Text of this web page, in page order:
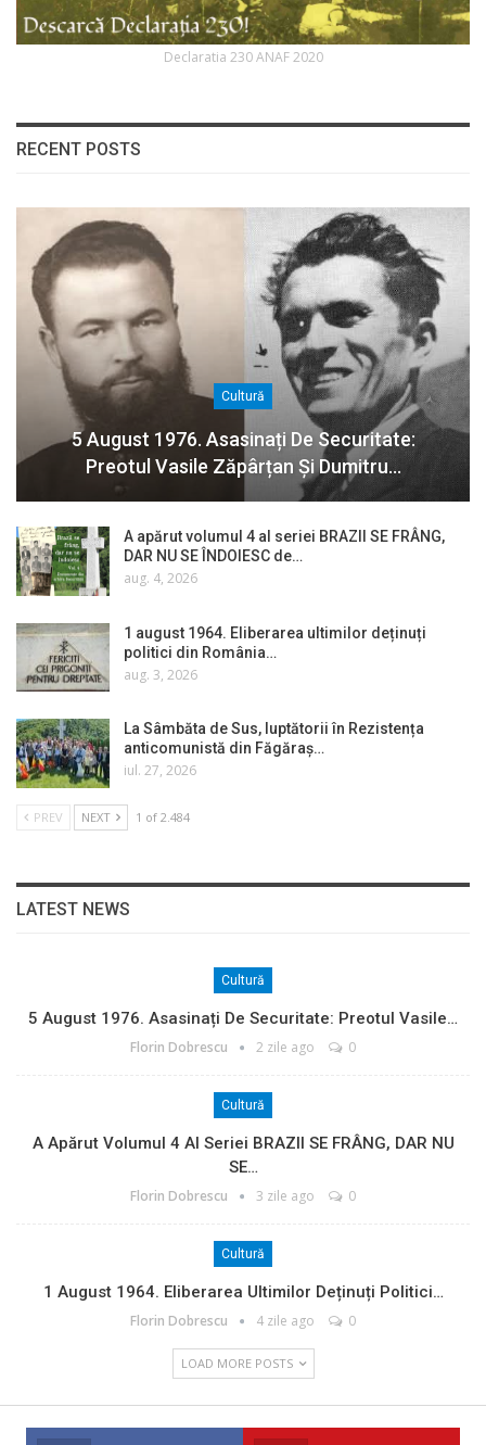
Declaratia 230 ANAF 2020
RECENT POSTS
Cultură
5 August 1976. Asasinați De Securitate:
Preotul Vasile Zăpârțan Și Dumitru…
A apărut volumul 4 al seriei BRAZII SE FRÂNG,
DAR NU SE ÎNDOIESC de…
aug. 4, 2026
1 august 1964. Eliberarea ultimilor deținuți
politici din România…
aug. 3, 2026
La Sâmbăta de Sus, luptătorii în Rezistența
anticomunistă din Făgăraș…
iul. 27, 2026
PREV NEXT 1 of 2.484
LATEST NEWS
Cultură
5 August 1976. Asasinați De Securitate: Preotul Vasile…
Florin Dobrescu 2 zile ago 0
Cultură
A Apărut Volumul 4 Al Seriei BRAZII SE FRÂNG, DAR NU
SE…
Florin Dobrescu 3 zile ago 0
Cultură
1 August 1964. Eliberarea Ultimilor Deținuți Politici…
Florin Dobrescu 4 zile ago 0
LOAD MORE POSTS